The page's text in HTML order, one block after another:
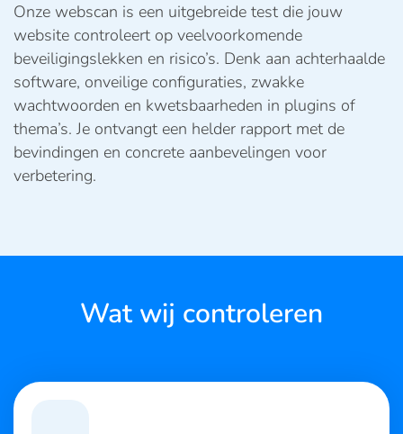
Onze webscan is een uitgebreide test die jouw
website controleert op veelvoorkomende
beveiligingslekken en risico’s. Denk aan achterhaalde
software, onveilige configuraties, zwakke
wachtwoorden en kwetsbaarheden in plugins of
thema’s. Je ontvangt een helder rapport met de
bevindingen en concrete aanbevelingen voor
verbetering.
Wat wij controleren